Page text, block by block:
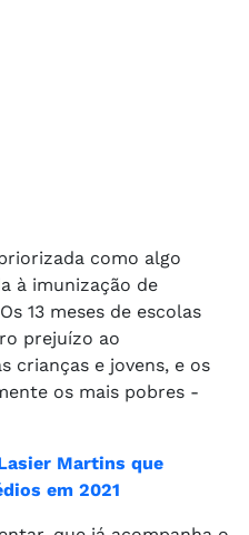
como algo
à imunização de
13 meses de escolas
prejuízo ao
crianças e jovens, e os
os mais pobres -
Martins que
em 2021